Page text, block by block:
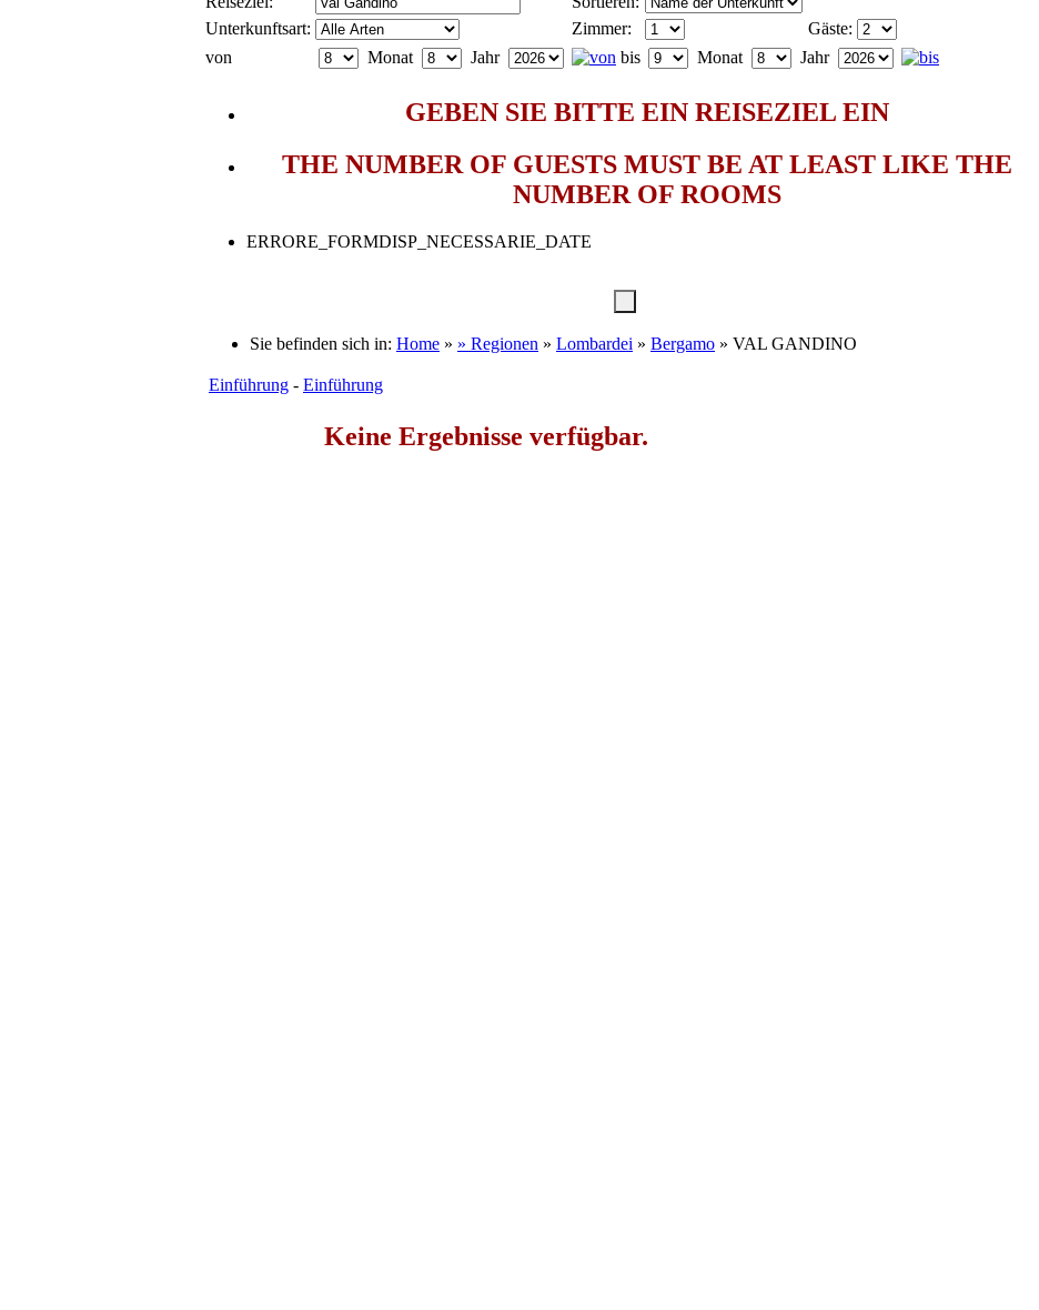
Unterkunftsart:
Zimmer:
Gäste:
von
Monat Jahr bis Monat Jahr
GEBEN SIE BITTE EIN REISEZIEL EIN
THE NUMBER OF GUESTS MUST BE AT LEAST LIKE THE
NUMBER OF ROOMS
ERRORE_FORMDISP_NECESSARIE_DATE
Sie befinden sich in: Home » » Regionen » Lombardei » Bergamo » VAL GANDINO
Einführung - Einführung
Keine Ergebnisse verfügbar.